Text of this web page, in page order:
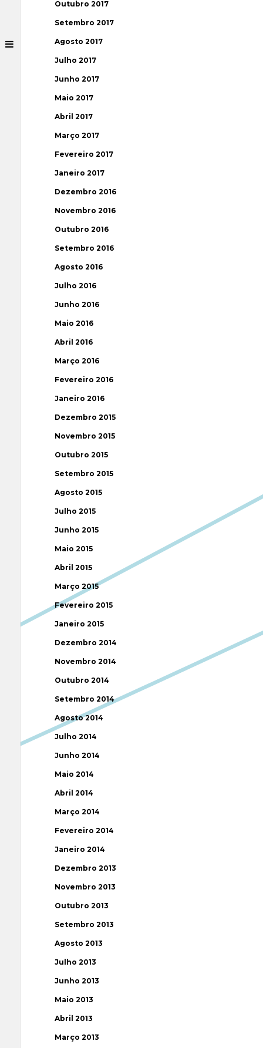
Outubro 2017
Setembro 2017
Agosto 2017
Julho 2017
Junho 2017
Maio 2017
Abril 2017
Março 2017
Fevereiro 2017
Janeiro 2017
Dezembro 2016
Novembro 2016
Outubro 2016
Setembro 2016
Agosto 2016
Julho 2016
Junho 2016
Maio 2016
Abril 2016
Março 2016
Fevereiro 2016
Janeiro 2016
Dezembro 2015
Novembro 2015
Outubro 2015
Setembro 2015
Agosto 2015
Julho 2015
Junho 2015
Maio 2015
Abril 2015
Março 2015
Fevereiro 2015
Janeiro 2015
Dezembro 2014
Novembro 2014
Outubro 2014
Setembro 2014
Agosto 2014
Julho 2014
Junho 2014
Maio 2014
Abril 2014
Março 2014
Fevereiro 2014
Janeiro 2014
Dezembro 2013
Novembro 2013
Outubro 2013
Setembro 2013
Agosto 2013
Julho 2013
Junho 2013
Maio 2013
Abril 2013
Março 2013